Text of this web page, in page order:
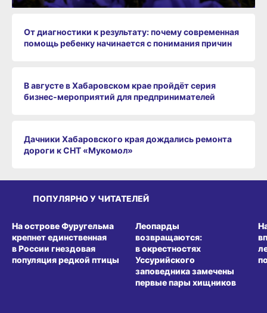
От диагностики к результату: почему современная
помощь ребенку начинается с понимания причин
В августе в Хабаровском крае пройдёт серия
бизнес‑мероприятий для предпринимателей
Дачники Хабаровского края дождались ремонта
дороги к СНТ «Мукомол»
ПОПУЛЯРНО У ЧИТАТЕЛЕЙ
На острове Фуругельма
крепнет единственная
в России гнездовая
популяция редкой птицы
Леопарды
возвращаются:
в окрестностях
Уссурийского
заповедника замечены
первые пары хищников